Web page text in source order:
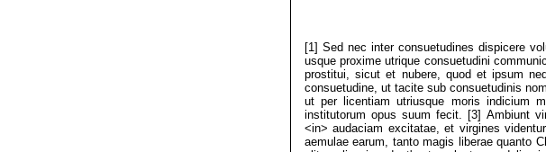
[1] Sed nec inter consuetudines dispicere
usque proxime utrique consuetudini
prostitui, sicut et nubere, quod et ipsum
consuetudine, ut tacite sub consuetudinis
ut per licentiam utriusque moris indicium
institutorum opus suum fecit. [3] Ambiunt
<in> audaciam excitatae, et virgines
aemulae earum, tanto magis liberae quanto